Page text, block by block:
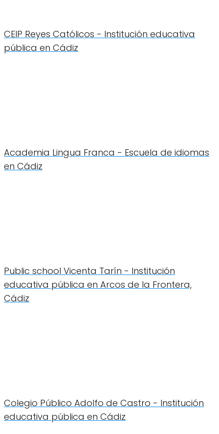
CEIP Reyes Católicos - Institución educativa
pública en Cádiz
Academia Lingua Franca - Escuela de idiomas
en Cádiz
Public school Vicenta Tarín - Institución
educativa pública en Arcos de la Frontera,
Cádiz
Colegio Público Adolfo de Castro - Institución
educativa pública en Cádiz